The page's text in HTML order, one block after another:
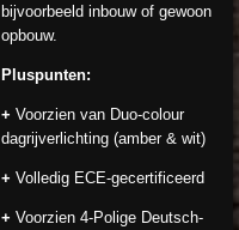
bijvoorbeeld inbouw of gewoon
opbouw.
Pluspunten:
+ Voorzien van Duo-colour
dagrijverlichting (amber & wit)
+ Volledig ECE-gecertificeerd
+ Voorzien 4-Polige Deutsch-